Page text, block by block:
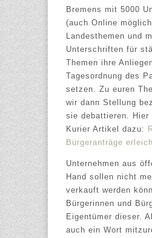
Bremens mit 5000
(auch Online
Landesthemen und
Unterschriften für
Themen ihre
Tagesordnung des
setzen. Zu euren
wir dann Stellung
sie debattieren. Hier
Kurier Artikel dazu:
Bürgeranträge
Unternehmen aus
Hand sollen nicht
verkauft werden
Bürgerinnen und
Eigentümer dieser.
auch ein Wort